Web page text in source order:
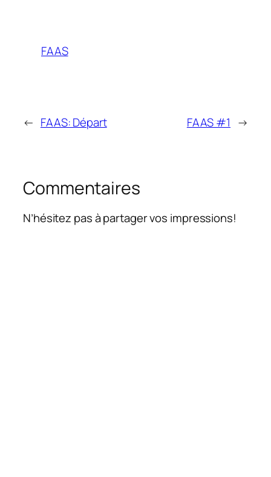
FAAS
← FAAS: Départ FAAS #1 →
Commentaires
N’hésitez pas à partager vos impressions!